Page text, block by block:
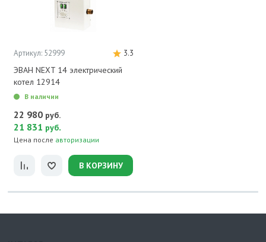
Артикул: 52999 3.3
ЭВАН NEXT 14 электрический
котел 12914
В наличии
22 980 руб.
21 831 руб.
Цена после авторизации
В КОРЗИНУ